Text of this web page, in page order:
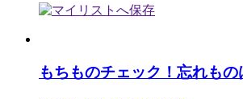
もちものチェック！忘れもの